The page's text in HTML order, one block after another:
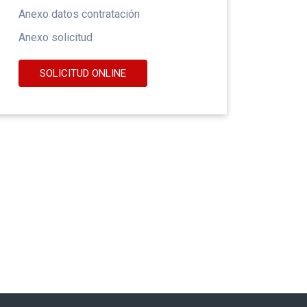
Anexo datos contratación
Anexo solicitud
SOLICITUD ONLINE